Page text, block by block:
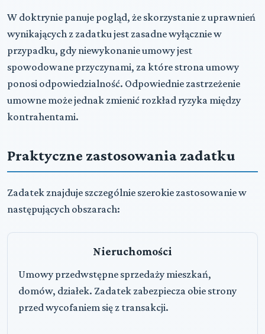
W doktrynie panuje pogląd, że skorzystanie z uprawnień
wynikających z zadatku jest zasadne wyłącznie w
przypadku, gdy niewykonanie umowy jest
spowodowane przyczynami, za które strona umowy
ponosi odpowiedzialność. Odpowiednie zastrzeżenie
umowne może jednak zmienić rozkład ryzyka między
kontrahentami.
Praktyczne zastosowania zadatku
Zadatek znajduje szczególnie szerokie zastosowanie w
następujących obszarach:
Nieruchomości
Umowy przedwstępne sprzedaży mieszkań,
domów, działek. Zadatek zabezpiecza obie strony
przed wycofaniem się z transakcji.